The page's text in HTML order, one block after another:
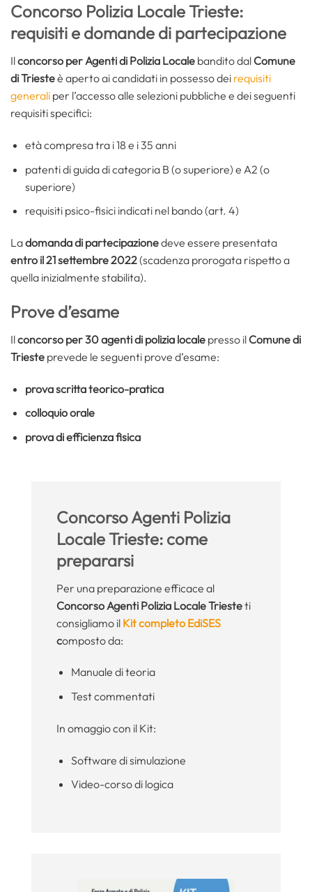
Concorso Polizia Locale Trieste:
requisiti e domande di partecipazione
Ilconcorso per Agenti di Polizia Locale bandito dal Comune
di Triesteè aperto ai candidati in possesso dei requisiti
generali per l’accesso alle selezioni pubbliche e dei seguenti
requisiti specifici:
età compresa tra i 18 e i 35 anni
patenti di guida di categoria B (o superiore) e A2 (o
superiore)
requisiti psico-fisici indicati nel bando (art. 4)
Ladomanda di partecipazionedeve essere presentata
entro il 21 settembre 2022(scadenza prorogata rispetto a
quella inizialmente stabilita).
Prove d’esame
Ilconcorso per 30 agenti di polizia locale presso il Comune di
Trieste prevede le seguenti prove d’esame:
prova scritta teorico-pratica
colloquio orale
prova di efficienza fisica
Concorso Agenti Polizia
Locale Trieste: come
prepararsi
Per una preparazione efficace al
Concorso Agenti Polizia Locale Triesteti
consigliamo il Kit completo EdiSES
composto da:
Manuale di teoria
Test commentati
In omaggio con il Kit:
Software di simulazione
Video-corso di logica